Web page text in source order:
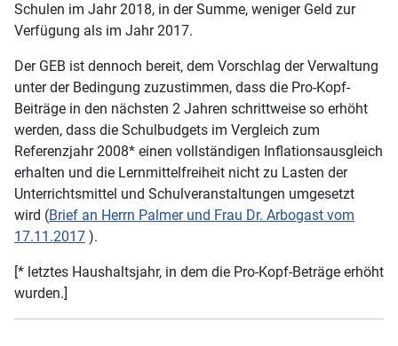
Schulen im Jahr 2018, in der Summe, weniger Geld zur
Verfügung als im Jahr 2017.
Der GEB ist dennoch bereit, dem Vorschlag der Verwaltung
unter der Bedingung zuzustimmen, dass die Pro-Kopf-
Beiträge in den nächsten 2 Jahren schrittweise so erhöht
werden, dass die Schulbudgets im Vergleich zum
Referenzjahr 2008* einen vollständigen Inflationsausgleich
erhalten und die Lernmittelfreiheit nicht zu Lasten der
Unterrichtsmittel und Schulveranstaltungen umgesetzt
wird (Brief an Herrn Palmer und Frau Dr. Arbogast vom
17.11.2017 ).
[* letztes Haushaltsjahr, in dem die Pro-Kopf-Beträge erhöht
wurden.]